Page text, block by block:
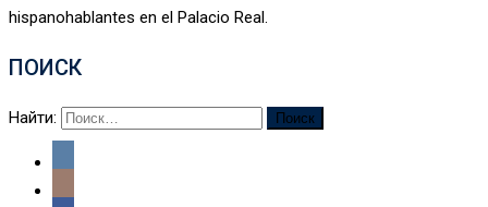
hispanohablantes en el Palacio Real.
ПОИСК
Найти: